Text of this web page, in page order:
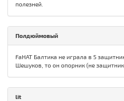
полезней.
Полдюймовый
FaHAT Балтика не играла в 5
Шешуков, то он опорник (не
lit